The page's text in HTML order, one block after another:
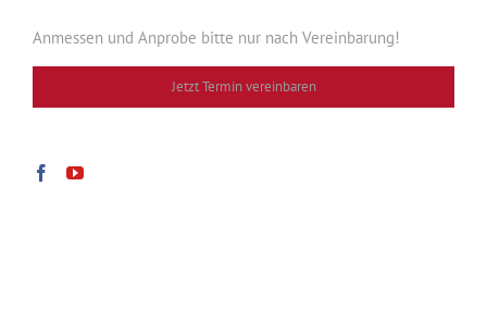
Anmessen und Anprobe bitte nur nach Vereinbarung!
Jetzt Termin vereinbaren